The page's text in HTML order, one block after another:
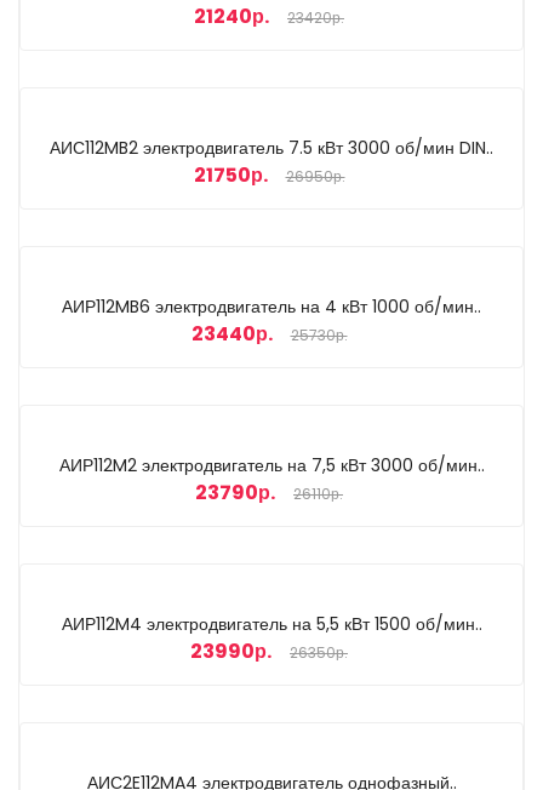
21240р. 23420р.
АИС112MB2 электродвигатель 7.5 кВт 3000 об/мин DIN..
21750р. 26950р.
АИР112MB6 электродвигатель на 4 кВт 1000 об/мин..
23440р. 25730р.
АИР112M2 электродвигатель на 7,5 кВт 3000 об/мин..
23790р. 26110р.
АИР112M4 электродвигатель на 5,5 кВт 1500 об/мин..
23990р. 26350р.
АИС2E112MA4 электродвигатель однофазный..